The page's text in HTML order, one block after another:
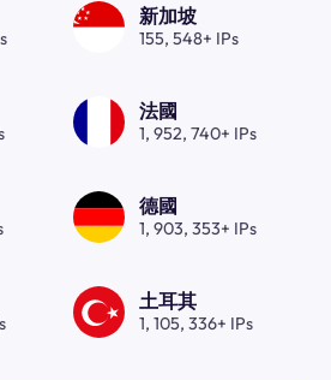
新加坡
155, 548+ IPs
法國
1, 952, 740+ IPs
德國
1, 903, 353+ IPs
土耳其
1, 105, 336+ IPs